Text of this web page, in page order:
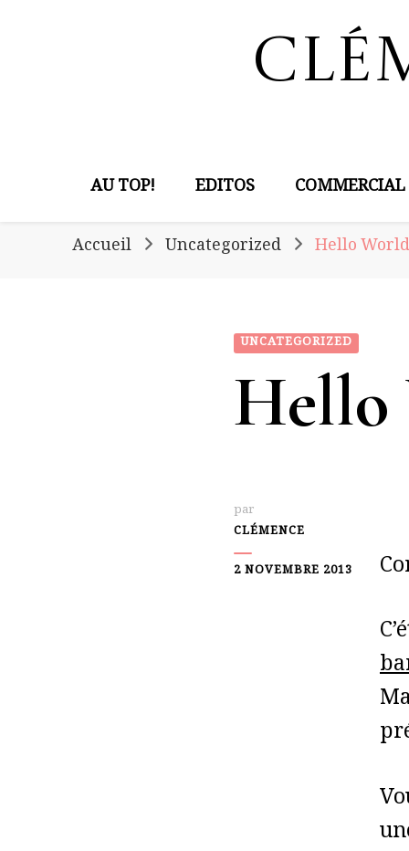
AU TOP! EDITOS COMMERCIAL
Accueil Uncategorized Hello
UNCATEGORIZED
Hello
par
CLÉMENCE
2 NOVEMBRE 2013